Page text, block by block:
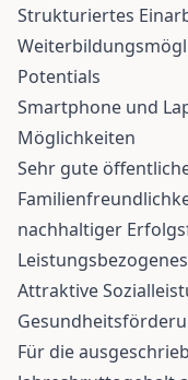
Strukturiertes
Potentials
Smartphone und
Möglichkeiten
Sehr gute
nachhaltiger
Attraktive
Für die